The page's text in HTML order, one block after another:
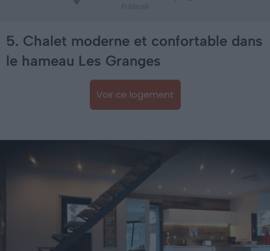
5. Chalet moderne et confortable dans
le hameau Les Granges
Voir ce logement